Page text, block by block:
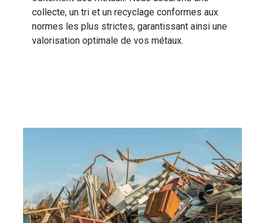
collecte, un tri et un recyclage conformes aux
normes les plus strictes, garantissant ainsi une
valorisation optimale de vos métaux.